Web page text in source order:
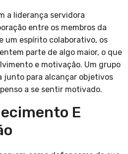
a liderança servidora
entre os membros da
um espírito colaborativo, os
parte de algo maior, o que
e motivação. Um grupo
junto para alcançar objetivos
a se sentir motivado.
E